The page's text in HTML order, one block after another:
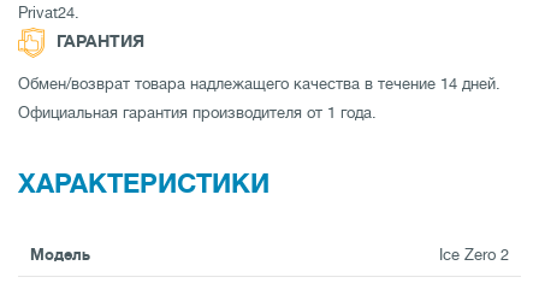
Privat24.
ГАРАНТИЯ
Обмен/возврат товара надлежащего качества в течение 14 дней.
Официальная гарантия производителя от 1 года.
ХАРАКТЕРИСТИКИ
Модель Ice Zero 2